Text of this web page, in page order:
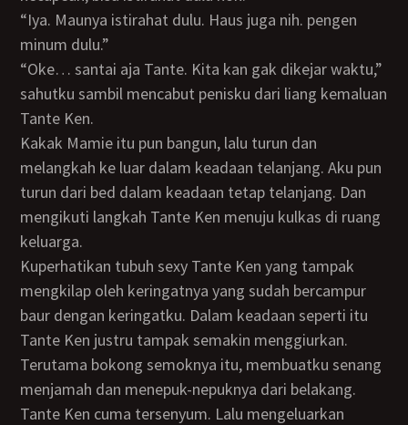
“Iya. Maunya istirahat dulu. Haus juga nih. pengen
minum dulu.”
“Oke… santai aja Tante. Kita kan gak dikejar waktu,”
sahutku sambil mencabut penisku dari liang kemaluan
Tante Ken.
Kakak Mamie itu pun bangun, lalu turun dan
melangkah ke luar dalam keadaan telanjang. Aku pun
turun dari bed dalam keadaan tetap telanjang. Dan
mengikuti langkah Tante Ken menuju kulkas di ruang
keluarga.
Kuperhatikan tubuh sexy Tante Ken yang tampak
mengkilap oleh keringatnya yang sudah bercampur
baur dengan keringatku. Dalam keadaan seperti itu
Tante Ken justru tampak semakin menggiurkan.
Terutama bokong semoknya itu, membuatku senang
menjamah dan menepuk-nepuknya dari belakang.
Tante Ken cuma tersenyum. Lalu mengeluarkan